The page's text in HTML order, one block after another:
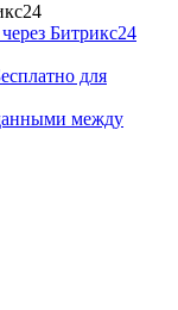
Битрикс24
для
между